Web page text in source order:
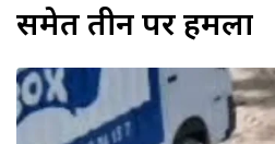
समेत तीन पर हमला